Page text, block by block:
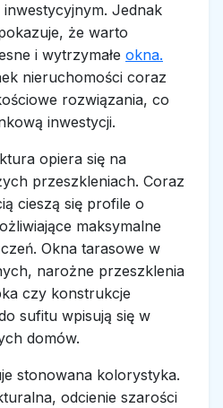
Jednak
że warto
i wytrzymałe okna.
nieruchomości coraz
rozwiązania, co
inwestycji.
opiera się na
przeszkleniach. Coraz
cieszą się profile o
maksymalne
Okna tarasowe w
narożne przeszklenia
czy konstrukcje
sufitu wpisują się w
domów.
stonowana kolorystyka.
odcienie szarości